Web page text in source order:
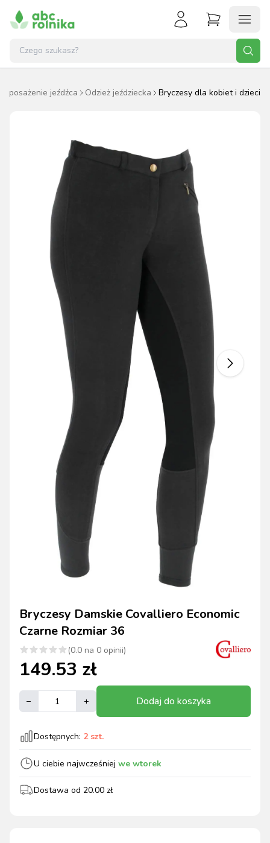
jeźdźca Odzież jeździecka Bryczesy dla kobiet i dzieci
Bryczesy Damskie Covalliero Economic
Czarne Rozmiar 36
(0.0 na 0 opinii)
149.53 zł
– + Dodaj do koszyka
Dostępnych: 2szt.
U ciebie najwcześniej we wtorek
Dostawa od 20.00 zł